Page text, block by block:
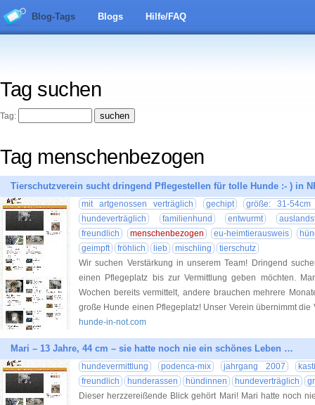
Blog-Tags Blogs Hilfe/FAQ
Tag suchen
Tag:
Tag menschenbezogen
Tierschutzverein sucht dringend Pflegestellen für tolle Hunde :- ) in
mit artgenossen verträglich gechipt
größe: 31-
hundeverträglich
familienhund entwurmt
freundlich
menschenbezogen eu-heimtierausweis
geimpft
fröhlich lieb mischling
tierschutz
Wir suchen Verstärkung in unserem Team! Dringend
einen Pflegeplatz bis zur Vermittlung geben möchten.
Wochen bereits vermittelt, andere brauchen mehrere
große Hunde einen Pflegeplatz! Unser Verein übernimmt die
hunde-in-not.com
Mari – 13 Jahre, 44 cm – sie hatte noch nie ein schönes Leben …
hundevermittlung podenca-mix jahrgang 2007
freundlich
hunderassen hündinnen hundeverträglich
Dieser herzzereißende Blick gehört Mari! Mari hatte noch